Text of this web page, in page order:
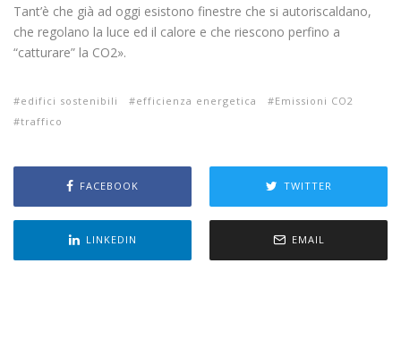
Tant’è che già ad oggi esistono finestre che si autoriscaldano,
che regolano la luce ed il calore e che riescono perfino a
“catturare” la CO2».
edifici sostenibili efficienza energetica
Emissioni CO2
traffico
FACEBOOK TWITTER
LINKEDIN EMAIL